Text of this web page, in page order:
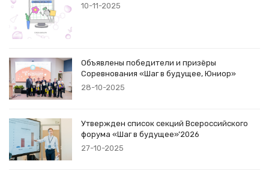
10-11-2025
Объявлены победители и призёры
Соревнования «Шаг в будущее, Юниор»
28-10-2025
Утвержден список секций Всероссийского
форума «Шаг в будущее»’2026
27-10-2025